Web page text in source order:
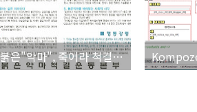
붉은"악마", 죽어라 척결만 한다고 해서 모든 게 다 잘되겠는가